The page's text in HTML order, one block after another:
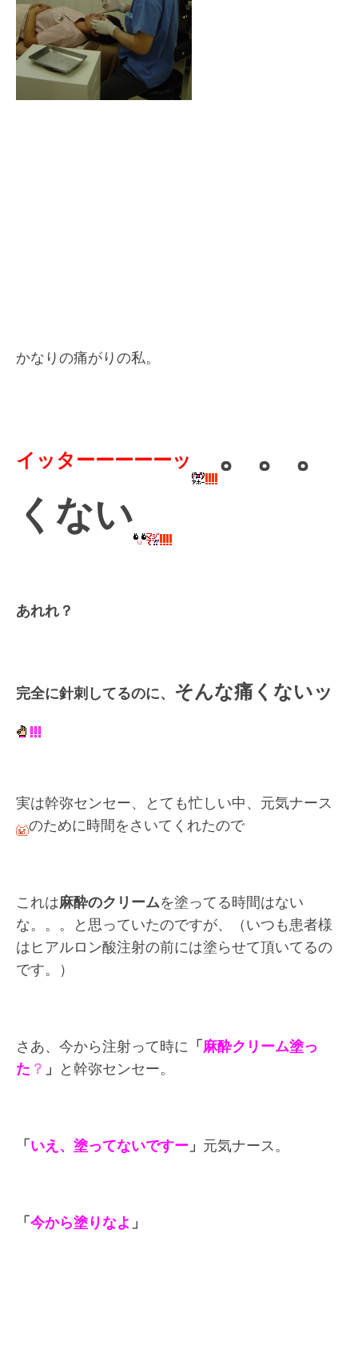
かなりの痛がりの私。
イッターーーーーッ
。。。
くない
あれれ？
完全に針刺してるのに、 そんな痛くないッ
実は幹弥センセー、とても忙しい中、元気ナース
のために時間をさいてくれたので
これは麻酔のクリームを塗ってる時間はない
な。。。と思っていたのですが、（いつも患者様
はヒアルロン酸注射の前には塗らせて頂いてるの
です。）
さあ、今から注射って時に 「 麻酔クリーム塗っ
た ？ 」 と幹弥センセー。
「 いえ、塗ってないですー 」 元気ナース。
「 今から塗りなよ 」